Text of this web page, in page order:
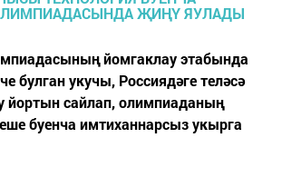
йомгаклау этабында
булган укучы, Россиядәге теләсә
йортын сайлап, олимпиаданың
буенча имтиханнарсыз укырга